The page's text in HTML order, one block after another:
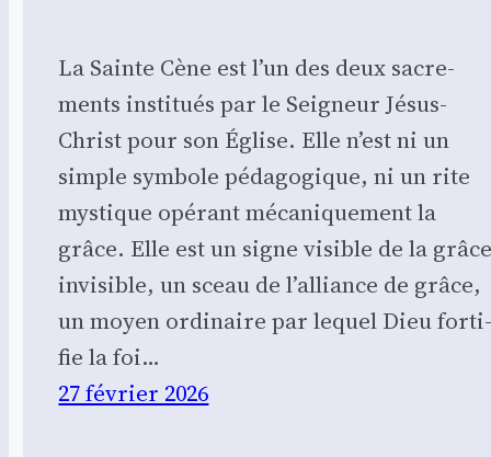
La Sainte Cène est l’un des deux sacre­
ments ins­ti­tués par le Sei­gneur Jésus-
Christ pour son Église. Elle n’est ni un
simple sym­bole péda­go­gique, ni un rite
mys­tique opé­rant méca­ni­que­ment la
grâce. Elle est un signe visible de la
invi­sible, un sceau de l’alliance de grâce,
un moyen ordi­naire par lequel Dieu
fie la foi…
27 février 2026